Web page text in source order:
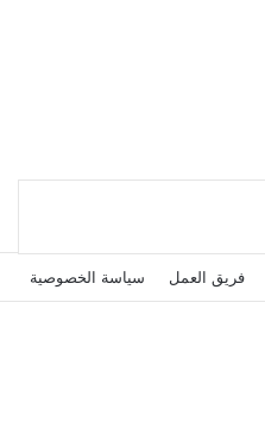
عن
فريق العمل سياسة الخصوصية